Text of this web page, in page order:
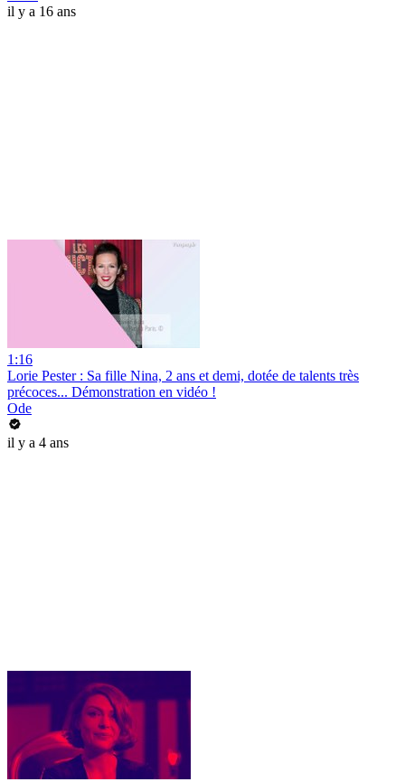
il y a 16 ans
1:16
Lorie Pester : Sa fille Nina, 2 ans et demi, dotée de talents très
précoces... Démonstration en vidéo !
Ode
il y a 4 ans